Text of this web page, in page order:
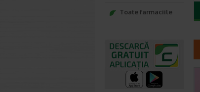
Toate farmaciile